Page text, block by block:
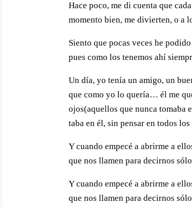
Hace poco, me di cuenta que
momento bien, me divierten, o a
Siento que pocas veces he
pues como los tenemos ahí
Un día, yo tenía un amigo, un
que como yo lo quería… él me
ojos(aquellos que nunca tomaba
taba en él, sin pensar en todos
Y cuando empecé a abrirme a
que nos llamen para decirnos
Y cuando empecé a abrirme a
que nos llamen para decirnos